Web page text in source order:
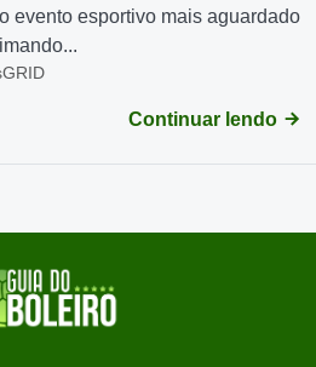
evento esportivo mais aguardado
Continuar lendo